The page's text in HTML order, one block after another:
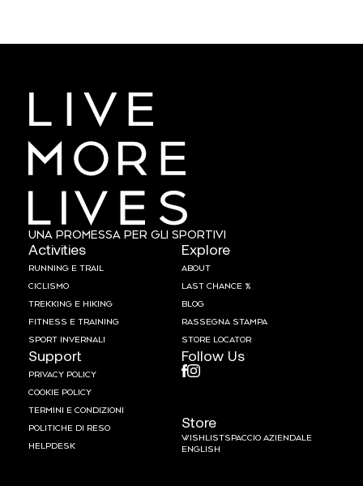
Activities
RUNNING E TRAIL
CICLISMO
TREKKING E HIKING
FITNESS E TRAINING
SPORT INVERNALI
Explore
ABOUT
LAST CHANCE %
BLOG
RASSEGNA STAMPA
STORE LOCATOR
Support
PRIVACY POLICY
COOKIE POLICY
TERMINI E CONDIZIONI
POLITICHE DI RESO
HELPDESK
Follow Us
Store
WISHLISTSPACCIO AZIENDALE
ENGLISH
UNA PROMESSA PER GLI SPORTIVI